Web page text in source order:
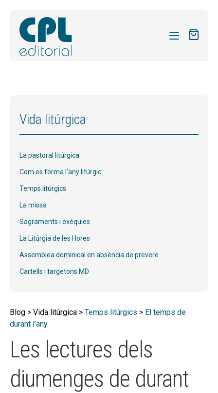
menú
ACTUALITAT
BLOG
CONTACTE
EL MEU COMPTE
Vida litúrgica
La pastoral litúrgica
Com es forma l’any litúrgic
Temps litúrgics
La missa
Sagraments i exèquies
La Litúrgia de les Hores
Assemblea dominical en absència de prevere
Cartells i targetons MD
Blog > Vida litúrgica > Temps litúrgics > El temps de
durant l’any
Les lectures dels
diumenges de durant